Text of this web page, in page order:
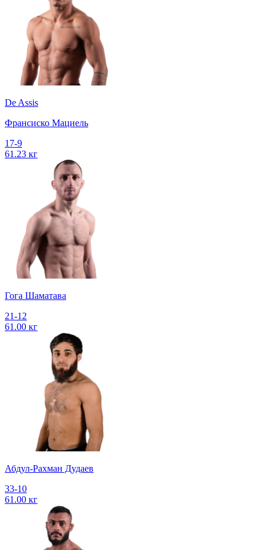
De Assis
Франсиско Мациель
17-9
61.23 кг
Гога Шаматава
21-12
61.00 кг
Абдул-Рахман Дудаев
33-10
61.00 кг